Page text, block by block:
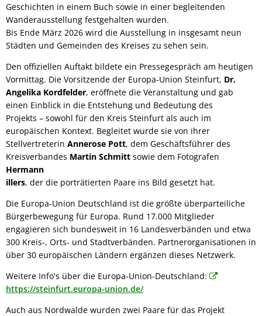
Geschichten in einem Buch sowie in einer begleitenden
Wanderausstellung festgehalten wurden.
Bis Ende März 2026 wird die Ausstellung in insgesamt neun
Städten und Gemeinden des Kreises zu sehen sein.
Den offiziellen Auftakt bildete ein Pressegespräch am heutigen
Vormittag. Die Vorsitzende der Europa-Union Steinfurt, Dr.
Angelika Kordfelder, eröffnete die Veranstaltung und gab
einen Einblick in die Entstehung und Bedeutung des
Projekts – sowohl für den Kreis Steinfurt als auch im
europäischen Kontext. Begleitet wurde sie von ihrer
Stellvertreterin Annerose Pott, dem Geschäftsführer des
Kreisverbandes Martin Schmitt sowie dem Fotografen
Hermann
illers, der die porträtierten Paare ins Bild gesetzt hat.
Die Europa-Union Deutschland ist die größte überparteiliche
Bürgerbewegung für Europa. Rund 17.000 Mitglieder
engagieren sich bundesweit in 16 Landesverbänden und etwa
300 Kreis-, Orts- und Stadtverbänden. Partnerorganisationen in
über 30 europäischen Ländern ergänzen dieses Netzwerk.
Weitere Info's über die Europa-Union-Deutschland:
https://steinfurt.europa-union.de/
Auch aus Nordwalde wurden zwei Paare für das Projekt